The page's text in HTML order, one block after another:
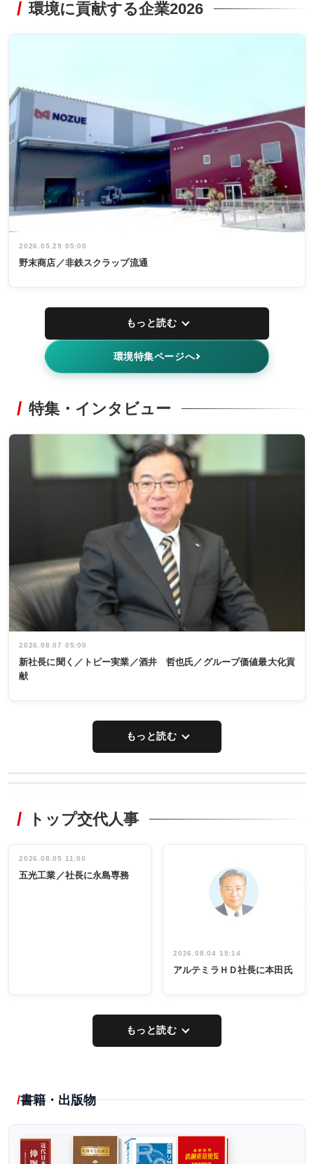
環境に貢献する企業2026
2026.05.29 05:00
野末商店／非鉄スクラップ流通
もっと読む
環境特集ページへ
特集・インタビュー
2026.08.07 05:00
新社長に聞く／トピー実業／酒井 哲也氏／グループ価値最大化貢
献
もっと読む
非鉄業界で
インタビュ
ー／社内ア
タックトレー
祝う 業界関
係者ら220人
出席
トップ交代人事
2026.08.05 11:00
五光工業／社長に永島専務
2026.08.04 15:14
アルテミラＨＤ社長に本田氏
もっと読む
書籍・出版物